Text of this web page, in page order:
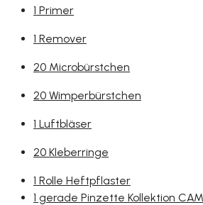
1 Primer
1 Remover
20 Microbürstchen
20 Wimperbürstchen
1 Luftbläser
20 Kleberringe
1 Rolle Heftpflaster
1 gerade Pinzette Kollektion